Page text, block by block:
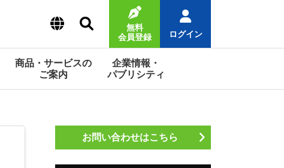
無料
会員登録
ログイン
商品・サービスの
ご案内
企業情報・
パブリシティ
お問い合わせはこちら